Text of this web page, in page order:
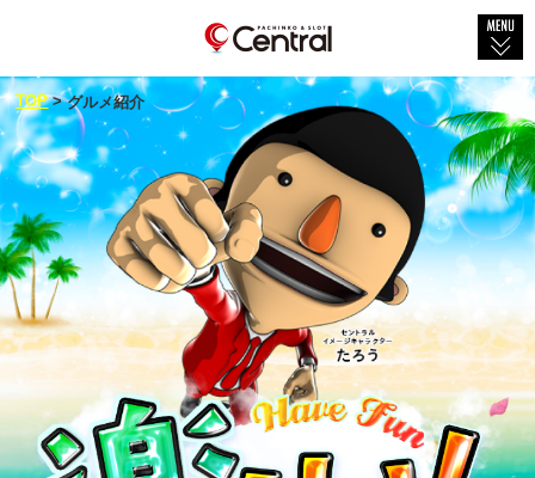
TOP
会社概要
店舗紹介
社会貢献
セントラル×グルメ
新台情報
物件紹介
TOP>グルメ紹介